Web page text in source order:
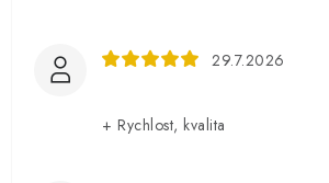
29.7.2026
+ Rychlost, kvalita